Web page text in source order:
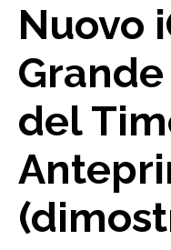
Nuovo
del